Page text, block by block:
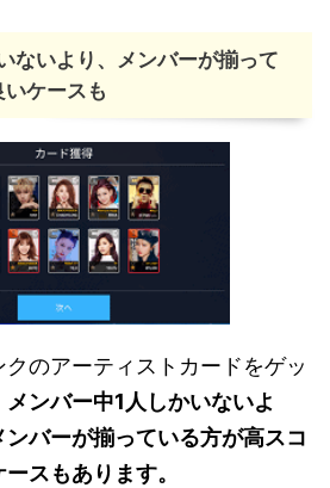
ないより、メンバーが揃って
ケースも
のアーティストカードをゲッ
メンバー中1人しかいないよ
ンバーが揃っている方が高スコ
スもあります。